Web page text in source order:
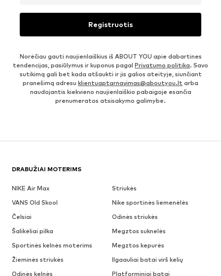
Registruotis
Norėčiau gauti naujienlaiškius iš ABOUT YOU apie dabartines
tendencijas, pasiūlymus ir kuponus pagal Privatumo politika. Savo
sutikimą gali bet kada atšaukti ir jis galios ateityje, siunčiant
pranešimą adresu klientuaptarnavimas@aboutyou.lt arba
naudojantis kiekvieno naujienlaiškio pabaigoje esančia
prenumeratos atsisakymo galimybe.
DRABUŽIAI MOTERIMS
NIKE Air Max
Striukės
VANS Old Skool
Nike sportinės liemenėlės
Čelsiai
Odinės striukės
Šalikėliai pilka
Megztos suknelės
Sportinės kelnės moterims
Megztos kepurės
Žieminės striukės
Ilgaauliai batai virš kelių
Odinės kelnės
Platforminiai batai